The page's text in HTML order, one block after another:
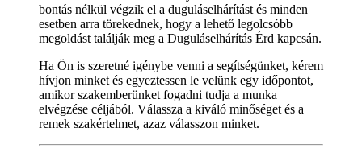
bontás nélkül végzik el a duguláselhárítást és minden
esetben arra törekednek, hogy a lehető legolcsóbb
megoldást találják meg a Duguláselhárítás Érd kapcsán.
Ha Ön is szeretné igénybe venni a segítségünket, kérem
hívjon minket és egyeztessen le velünk egy időpontot,
amikor szakemberünket fogadni tudja a munka
elvégzése céljából. Válassza a kiváló minőséget és a
remek szakértelmet, azaz válasszon minket.